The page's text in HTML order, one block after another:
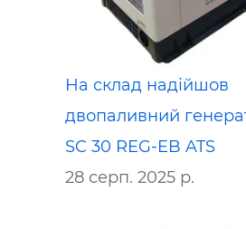
На склад надійшов
двопаливний
SC 30 REG-EB ATS
28 серп. 2025 р.